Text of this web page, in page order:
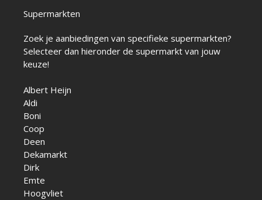
Supermarkten
Zoek je aanbiedingen van specifieke supermarkten?
Selecteer dan hieronder de supermarkt van jouw
keuze!
Albert Heijn
Aldi
Boni
Coop
Deen
Dekamarkt
Dirk
Emte
Hoogvliet